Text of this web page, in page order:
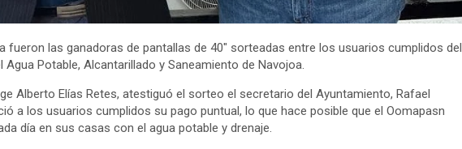
fueron las ganadoras de pantallas de 40″ sorteadas entre los usuarios cumplidos del
Agua Potable, Alcantarillado y Saneamiento de Navojoa.
Alberto Elías Retes, atestiguó el sorteo el secretario del Ayuntamiento, Rafael
a los usuarios cumplidos su pago puntual, lo que hace posible que el Oomapasn
día en sus casas con el agua potable y drenaje.